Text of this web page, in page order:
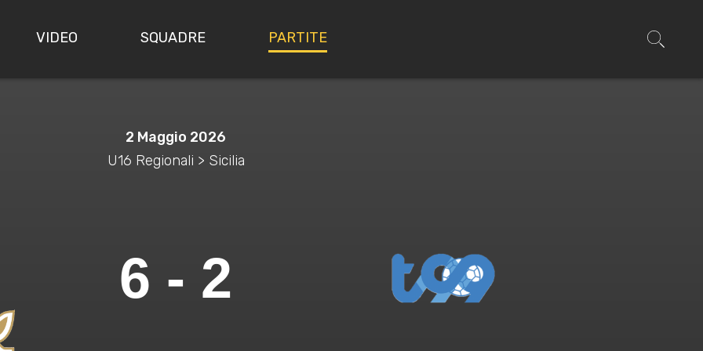
VIDEO SQUADRE PARTITE
2 Maggio 2026
U16 Regionali > Sicilia
6 - 2